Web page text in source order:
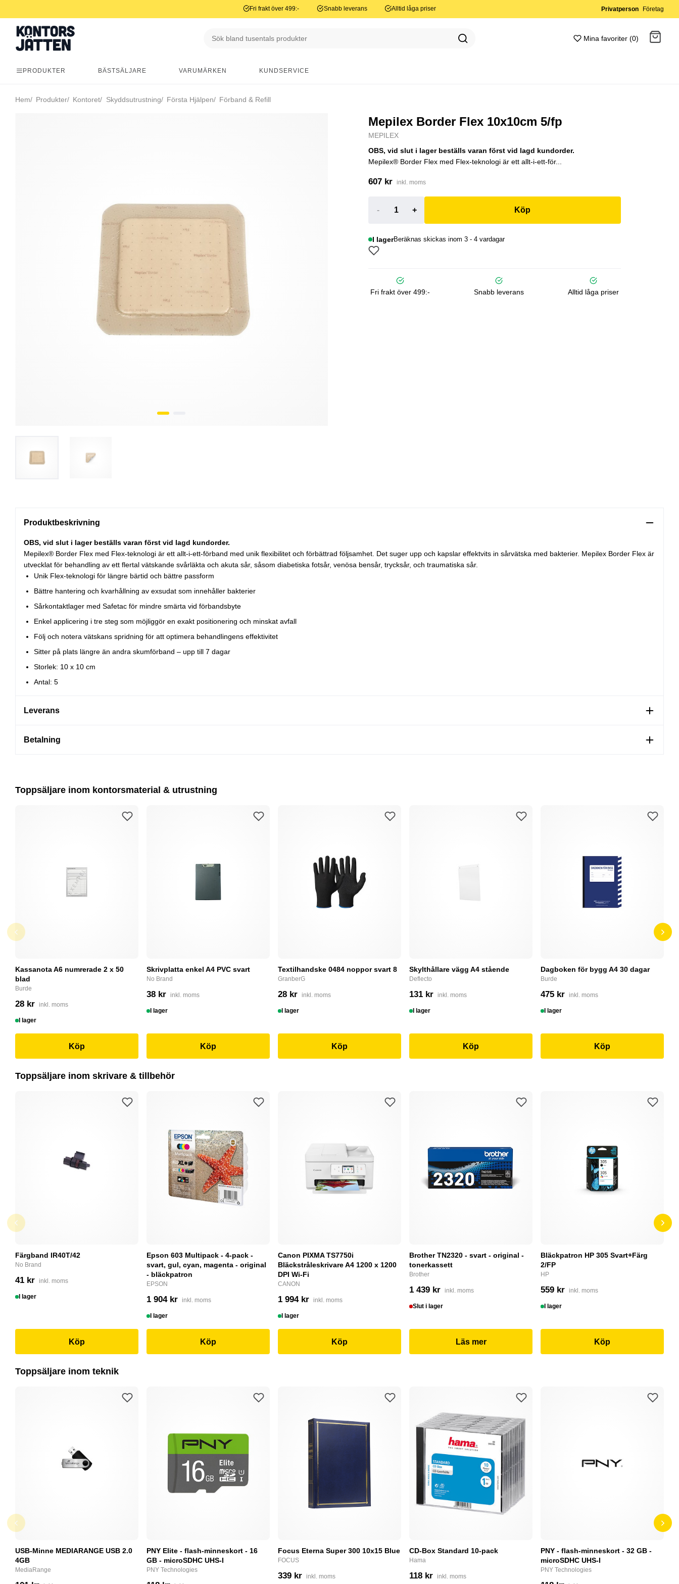
Fri frakt över 499:- Snabb leverans Alltid låga priser Privatperson Företag
Mina favoriter (0)
PRODUKTER BÄSTSÄLJARE VARUMÄRKEN KUNDSERVICE
Hem Produkter Kontoret Skyddsutrustning Första Hjälpen Förband & Refill
Mepilex Border Flex 10x10cm 5/fp
MEPILEX
OBS, vid slut i lager beställs varan först vid lagd kundorder.
Mepilex® Border Flex med Flex-teknologi är ett allt-i-ett-för...
607 kr inkl. moms
- + Köp
I lagerBeräknas skickas inom 3 - 4 vardagar
Fri frakt över 499:- Snabb leverans Alltid låga priser
Produktbeskrivning
OBS, vid slut i lager beställs varan först vid lagd kundorder.
Mepilex® Border Flex med Flex-teknologi är ett allt-i-ett-förband med unik flexibilitet och förbättrad följsamhet. Det suger upp och kapslar effektvits in sårvätska med bakterier. Mepilex Border Flex är
utvecklat för behandling av ett flertal vätskande svårläkta och akuta sår, såsom diabetiska fotsår, venösa bensår, trycksår, och traumatiska sår.
Unik Flex-teknologi för längre bärtid och bättre passform
Bättre hantering och kvarhållning av exsudat som innehåller bakterier
Sårkontaktlager med Safetac för mindre smärta vid förbandsbyte
Enkel applicering i tre steg som möjliggör en exakt positionering och minskat avfall
Följ och notera vätskans spridning för att optimera behandlingens effektivitet
Sitter på plats längre än andra skumförband – upp till 7 dagar
Storlek: 10 x 10 cm
Antal: 5
Leverans
Betalning
Toppsäljare inom kontorsmaterial & utrustning
Kassanota A6 numrerade 2 x 50
blad
Burde
28 kr inkl. moms
I lager
Köp
Skrivplatta enkel A4 PVC svart
No Brand
38 kr inkl. moms
I lager
Köp
Textilhandske 0484 noppor svart 8
GranberG
28 kr inkl. moms
I lager
Köp
Skylthållare vägg A4 stående
Deflecto
131 kr inkl. moms
I lager
Köp
Dagboken för bygg A4 30 dagar
Burde
475 kr inkl. moms
I lager
Köp
Toppsäljare inom skrivare & tillbehör
Färgband IR40T/42
No Brand
41 kr inkl. moms
I lager
Köp
Epson 603 Multipack - 4-pack -
svart, gul, cyan, magenta - original
- bläckpatron
EPSON
1 904 kr inkl. moms
I lager
Köp
Canon PIXMA TS7750i
Bläckstråleskrivare A4 1200 x 1200
DPI Wi-Fi
CANON
1 994 kr inkl. moms
I lager
Köp
Brother TN2320 - svart - original -
tonerkassett
Brother
1 439 kr inkl. moms
Slut i lager
Läs mer
Bläckpatron HP 305 Svart+Färg
2/FP
HP
559 kr inkl. moms
I lager
Köp
Toppsäljare inom teknik
USB-Minne MEDIARANGE USB 2.0
4GB
MediaRange
PNY Elite - flash-minneskort - 16
GB - microSDHC UHS-I
PNY Technologies
Focus Eterna Super 300 10x15 Blue
FOCUS
339 kr inkl. moms
CD-Box Standard 10-pack
Hama
118 kr inkl. moms
PNY - flash-minneskort - 32 GB -
microSDHC UHS-I
PNY Technologies